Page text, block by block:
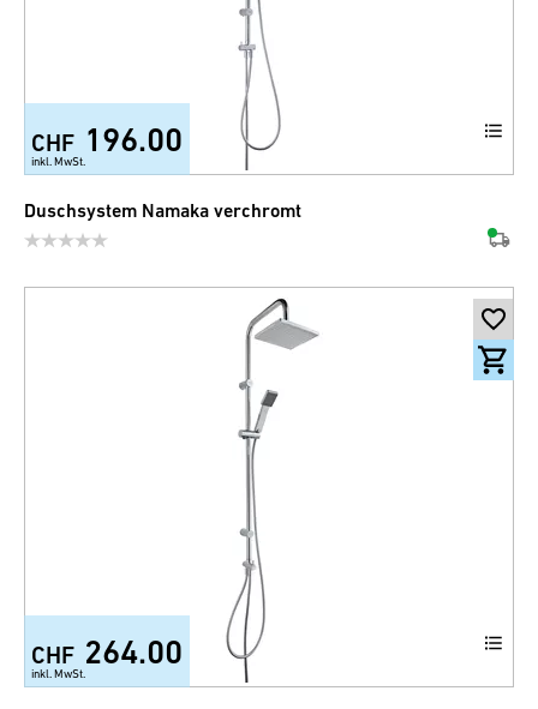
CHF 196.00
inkl. MwSt.
Duschsystem Namaka verchromt
CHF 264.00
inkl. MwSt.